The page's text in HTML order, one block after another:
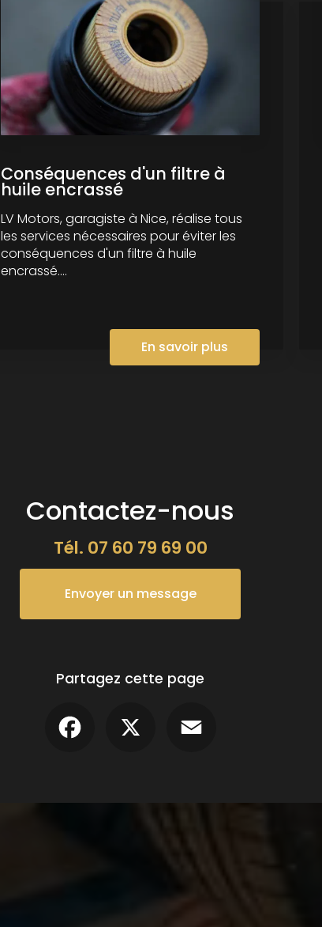
Conséquences d'un filtre à
huile encrassé
LV Motors, garagiste à Nice, réalise tous
les services nécessaires pour éviter les
conséquences d'un filtre à huile
encrassé....
En savoir plus
Contactez-nous
Tél. 07 60 79 69 00
Envoyer un message
Partagez cette page